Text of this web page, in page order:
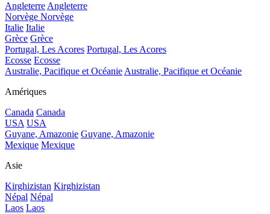
AngleterreAngleterre
Norvège Norvège
Italie Italie
Grèce Grèce
Portugal, Les Acores Portugal, Les Acores
Ecosse Ecosse
Australie, Pacifique et OcéanieAustralie, Pacifique et Océanie
Amériques
Canada Canada
USA USA
Guyane, Amazonie Guyane, Amazonie
Mexique Mexique
Asie
Kirghizistan Kirghizistan
Népal Népal
Laos Laos